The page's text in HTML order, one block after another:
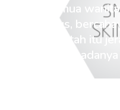
Hampir semua
putih, mulus,
sekali. Entah itu
apalagi
Dan